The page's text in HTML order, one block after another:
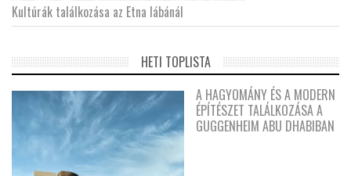
Kultúrák találkozása az Etna lábánál
HETI TOPLISTA
A HAGYOMÁNY ÉS A MODERN
ÉPÍTÉSZET TALÁLKOZÁSA A
GUGGENHEIM ABU DHABIBAN